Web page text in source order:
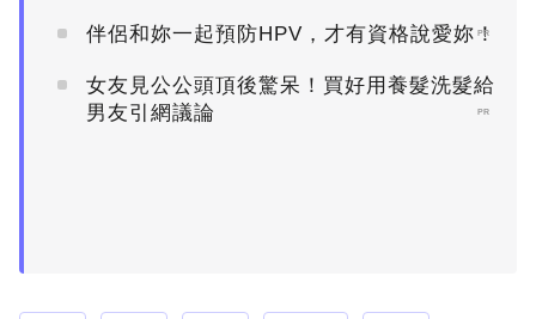
伴侶和妳一起預防HPV，才有資格說愛妳！
PR
女友見公公頭頂後驚呆！買好用養髮洗髮給
男友引網議論
PR